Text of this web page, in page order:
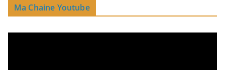
Ma Chaine Youtube